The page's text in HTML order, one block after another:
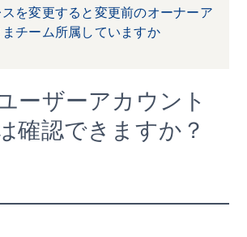
を変更すると変更前のオーナーア
まチーム所属していますか
ーザーアカウント
確認できますか？